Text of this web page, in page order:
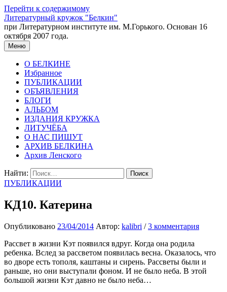
Перейти к содержимому
Литературный кружок "Белкин"
при Литературном институте им. М.Горького. Основан 16
октября 2007 года.
Меню
О БЕЛКИНЕ
Избранное
ПУБЛИКАЦИИ
ОБЪЯВЛЕНИЯ
БЛОГИ
АЛЬБОМ
ИЗДАНИЯ КРУЖКА
ЛИТУЧЁБА
О НАС ПИШУТ
АРХИВ БЕЛКИНА
Архив Ленского
Найти:
ПУБЛИКАЦИИ
КД10. Катерина
Опубликовано 23/04/2014 Автор: kalibri /3 комментария
Рассвет в жизни Кэт появился вдруг. Когда она родила
ребенка. Вслед за рассветом появилась весна. Оказалось, что
во дворе есть тополя, каштаны и сирень. Рассветы были и
раньше, но они выступали фоном. И не было неба. В этой
большой жизни Кэт давно не было неба…